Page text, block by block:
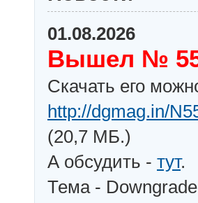
01.08.2026
Вышел №
Скачать его
http://dgmag.in/
(20,7 МБ.)
А обсудить - тут.
Тема -